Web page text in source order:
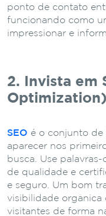
ponto de contato
funcionando como
impressionar e
2. Invista em
Optimization)
SEO é o conjunto de
aparecer nos
busca. Use
de qualidade e
e seguro. Um bom
visibilidade orgânica
visitantes de forma